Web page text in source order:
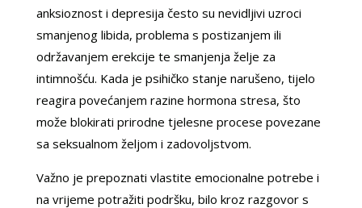
anksioznost i depresija često su nevidljivi uzroci
smanjenog libida, problema s postizanjem ili
održavanjem erekcije te smanjenja želje za
intimnošću. Kada je psihičko stanje narušeno, tijelo
reagira povećanjem razine hormona stresa, što
može blokirati prirodne tjelesne procese povezane
sa seksualnom željom i zadovoljstvom.
Važno je prepoznati vlastite emocionalne potrebe i
na vrijeme potražiti podršku, bilo kroz razgovor s